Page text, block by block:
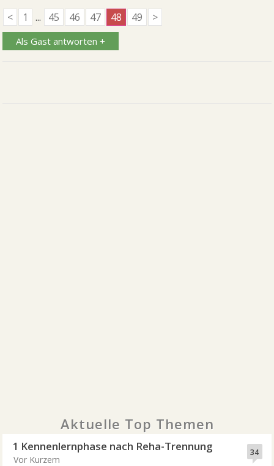
< 1 ... 45 46 47 48 49 >
Als Gast antworten +
Aktuelle Top Themen
34
1 Kennenlernphase nach Reha-Trennung
Vor Kurzem